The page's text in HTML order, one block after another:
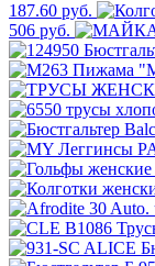
187.60 руб.
506 руб.